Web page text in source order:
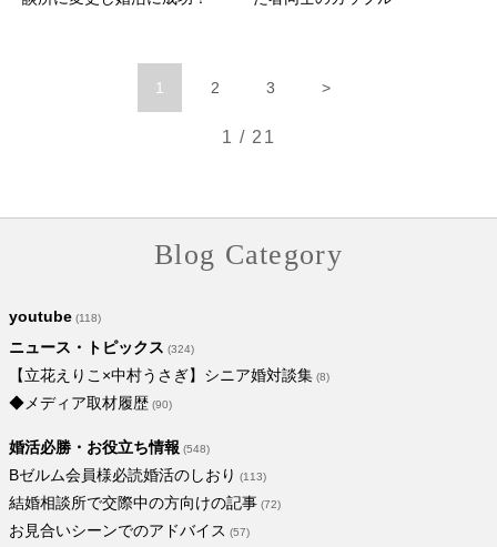
1 2 3 >
1 / 21
Blog Category
youtube (118)
ニュース・トピックス (324)
【立花えりこ×中村うさぎ】シニア婚対談集 (8)
◆メディア取材履歴 (90)
婚活必勝・お役立ち情報 (548)
Bゼルム会員様必読婚活のしおり (113)
結婚相談所で交際中の方向けの記事 (72)
お見合いシーンでのアドバイス (57)